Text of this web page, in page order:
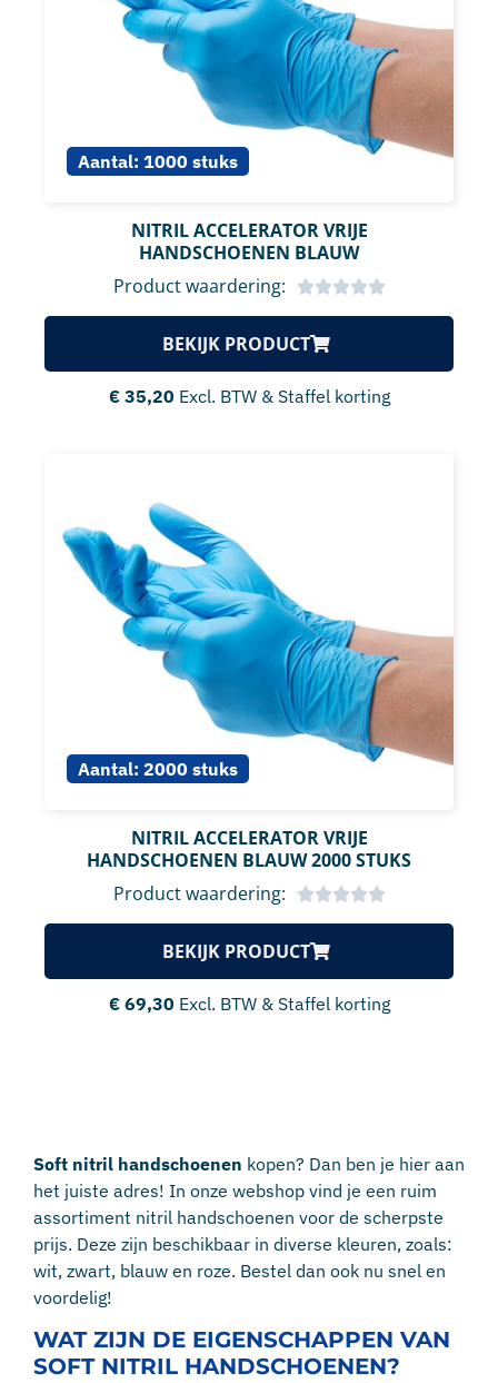
Aantal: 1000 stuks
NITRIL ACCELERATOR VRIJE
HANDSCHOENEN BLAUW
Product waardering:
BEKIJK PRODUCT
€35,20 Excl. BTW & Staffel korting
Aantal: 2000 stuks
NITRIL ACCELERATOR VRIJE
HANDSCHOENEN BLAUW 2000 STUKS
Product waardering:
BEKIJK PRODUCT
€69,30 Excl. BTW & Staffel korting
Soft nitril handschoenen kopen? Dan ben je hier aan
het juiste adres! In onze webshop vind je een ruim
assortiment nitril handschoenen voor de scherpste
prijs. Deze zijn beschikbaar in diverse kleuren, zoals:
wit, zwart, blauw en roze. Bestel dan ook nu snel en
voordelig!
WAT ZIJN DE EIGENSCHAPPEN VAN
SOFT NITRIL HANDSCHOENEN?